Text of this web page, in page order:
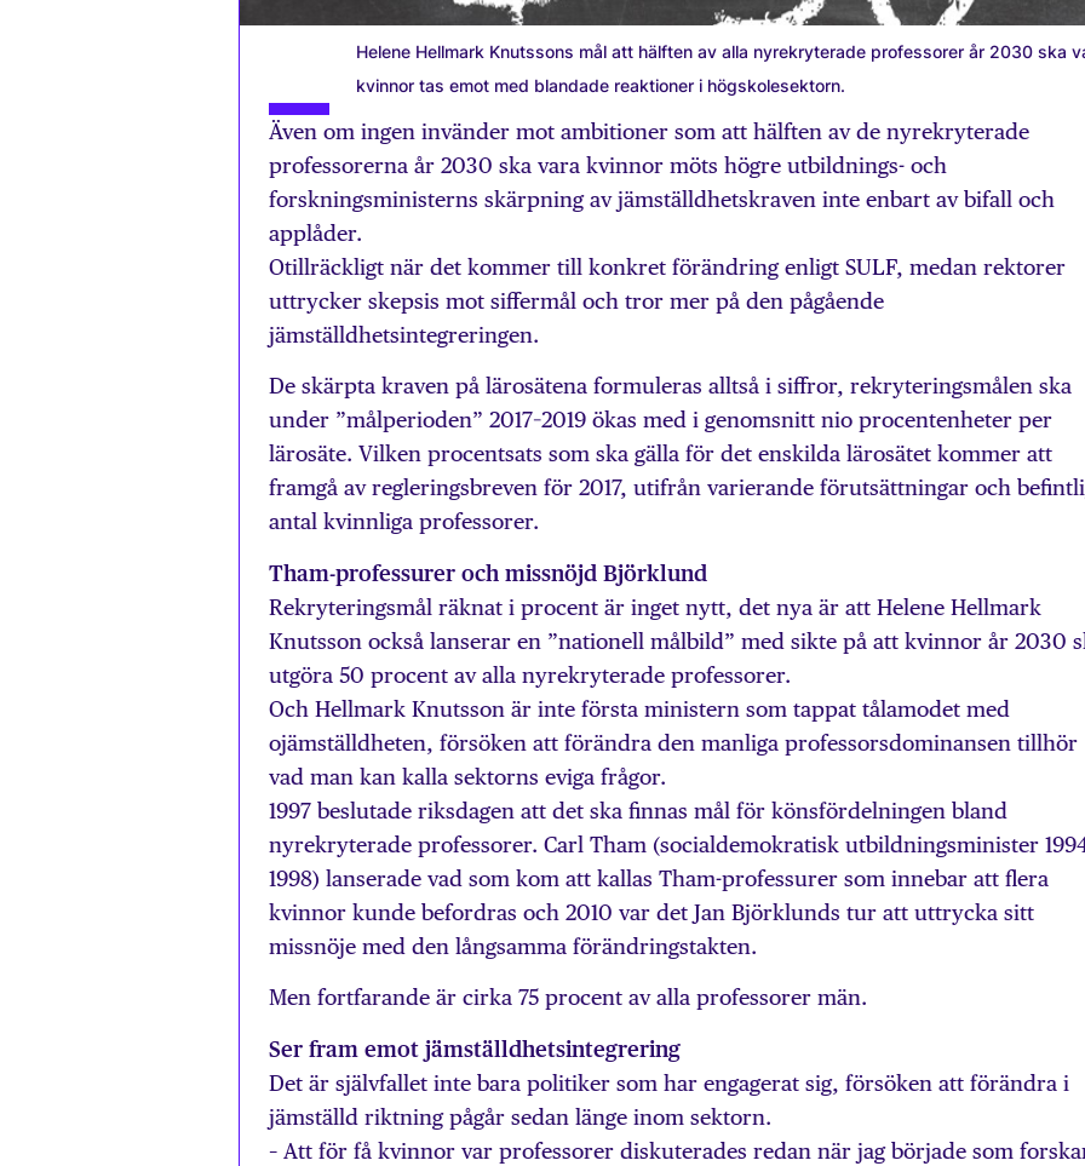
Helene Hellmark Knutssons mål att hälften av alla nyrekryterade professorer år 2030 ska
kvinnor tas emot med blandade reaktioner i högskolesektorn.
Även om ingen invänder mot ambitioner som att hälften av de nyrekryterade
professorerna år 2030 ska vara kvinnor möts högre utbildnings- och
forskningsministerns skärpning av jämställdhetskraven inte enbart av bifall och
applåder.
Otillräckligt när det kommer till konkret förändring enligt SULF, medan rektorer
uttrycker skepsis mot siffermål och tror mer på den pågående
jämställdhetsintegreringen.
De skärpta kraven på lärosätena formuleras alltså i siffror, rekryteringsmålen ska
under ”målperioden” 2017–2019 ökas med i genomsnitt nio procentenheter per
lärosäte. Vilken procentsats som ska gälla för det enskilda lärosätet kommer att
framgå av regleringsbreven för 2017, utifrån varierande förutsättningar och
antal kvinnliga professorer.
Tham-professurer och missnöjd Björklund
Rekryteringsmål räknat i procent är inget nytt, det nya är att Helene Hellmark
Knutsson också lanserar en ”nationell målbild” med sikte på att kvinnor år 2030
utgöra 50 procent av alla nyrekryterade professorer.
Och Hellmark Knutsson är inte första ministern som tappat tålamodet med
ojämställdheten, försöken att förändra den manliga professorsdominansen tillhör
vad man kan kalla sektorns eviga frågor.
1997 beslutade riksdagen att det ska finnas mål för könsfördelningen bland
nyrekryterade professorer. Carl Tham (socialdemokratisk utbildningsminister
1998) lanserade vad som kom att kallas Tham-professurer som innebar att flera
kvinnor kunde befordras och 2010 var det Jan Björklunds tur att uttrycka sitt
missnöje med den långsamma förändringstakten.
Men fortfarande är cirka 75 procent av alla professorer män.
Ser fram emot jämställdhetsintegrering
Det är självfallet inte bara politiker som har engagerat sig, försöken att förändra i
jämställd riktning pågår sedan länge inom sektorn.
– Att för få kvinnor var professorer diskuterades redan när jag började som